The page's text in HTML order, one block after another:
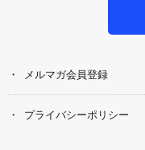
メルマガ会員登録
プライバシーポリシー